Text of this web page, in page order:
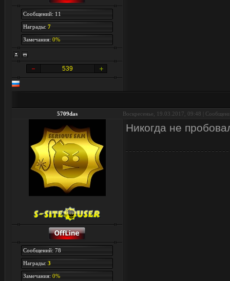
Сообщений: 11
Награды: 7
Замечания: 0%
539
5709das Воскресенье, 19.03.2017, 09:48 |
Сообщений: 78
Награды: 3
Замечания: 0%
Никогда не